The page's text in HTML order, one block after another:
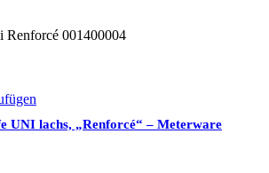
UNI lachs, „Renforcé“ – Meterware